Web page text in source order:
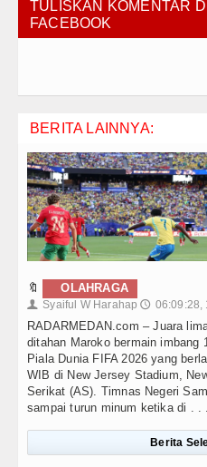
TULISKAN KOMENTAR
FACEBOOK
BERITA LAINNYA:
🔖 OLAHRAGA
👤 Syaiful W Harahap 🕔 06:09:28,
RADARMEDAN.com – Juara
ditahan Maroko bermain imbang
Piala Dunia FIFA 2026 yang
WIB di New Jersey Stadium,
Serikat (AS). Timnas Negeri
sampai turun minum ketika di . . .
Berita